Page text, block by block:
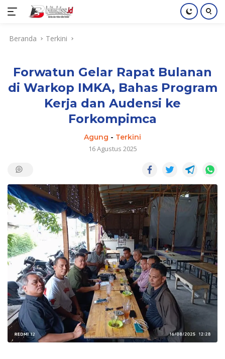
Beranda Terkini
Forwatun Gelar Rapat Bulanan
di Warkop IMKA, Bahas Program
Kerja dan Audensi ke
Forkompimca
Agung - Terkini
16 Agustus 2025